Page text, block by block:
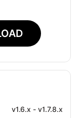
v1.6.x - v1.7.8.x